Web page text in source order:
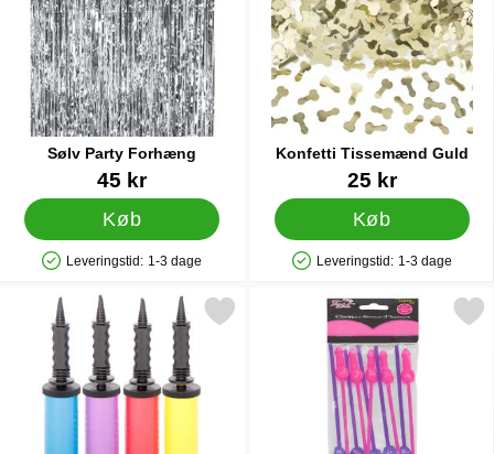
Sølv Party Forhæng
Varenr 4143345 kr
Køb
Produkttilgængelighed: På lager
Leveringstid: 1-3 dage
Konfetti Tissemænd Guld
Varenr 2157325 kr
Køb
Produkttilgængelighed: På lager
Leveringstid: 1-3 dage
Markér ballonpumpe som favoritMarkér tissemand Cocktail